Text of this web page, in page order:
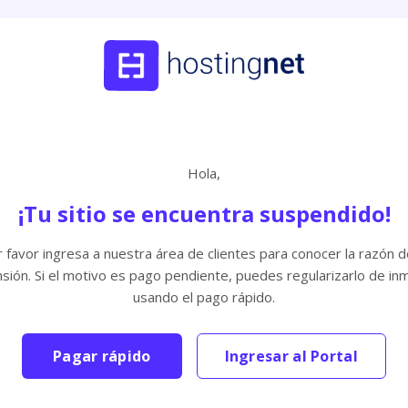
Hola,
¡Tu sitio se encuentra suspendido!
favor ingresa a nuestra área de clientes para conocer la razón
Si el motivo es pago pendiente, puedes regularizarlo de
usando el pago rápido.
Pagar rápido Ingresar al Portal